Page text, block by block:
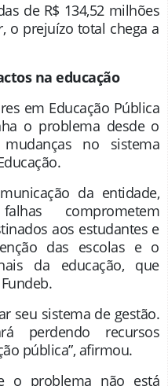
de R$ 134,52 milhões
o prejuízo total chega a
na educação
em Educação Pública
o problema desde o
no sistema
da entidade,
comprometem
aos estudantes e
das escolas e o
da educação, que
seu sistema de gestão.
perdendo recursos
pública”, afirmou.
o problema não está